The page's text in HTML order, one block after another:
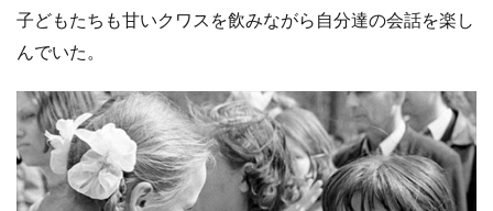
子どもたちも甘いクワスを飲みながら自分達の会話を楽し
んでいた。